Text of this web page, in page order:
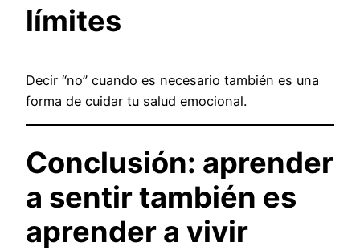
límites
Decir “no” cuando es necesario también es una
forma de cuidar tu salud emocional.
Conclusión: aprender
a sentir también es
aprender a vivir